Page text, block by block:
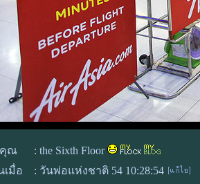
คุณ : the Sixth Floor
เมื่อ
: วันพ่อแห่งชาติ 54 10:28:54